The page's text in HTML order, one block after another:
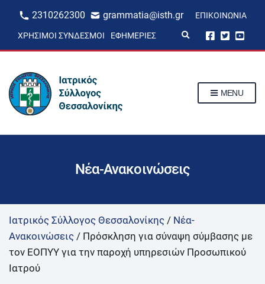
2310262300 grammatia@isth.gr ΕΠΙΚΟΙΝΩΝΊΑ
ΧΡΉΣΙΜΟΙ ΣΎΝΔΕΣΜΟΙ ΕΦΗΜΕΡΊΕΣ
p
m
MENU
Νέα-Ανακοινώσεις
Ιατρικός Σύλλογος Θεσσαλονίκης / Νέα-
Ανακοινώσεις / Πρόσκληση για σύναψη σύμβασης με
τον ΕΟΠΥΥ για την παροχή υπηρεσιών Προσωπικού
Ιατρού